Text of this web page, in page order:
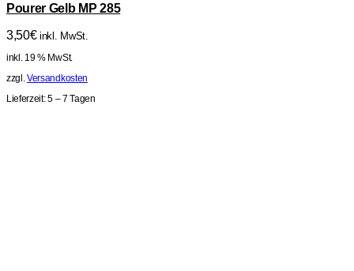
Pourer Gelb MP 285
3,50€ inkl. MwSt.
inkl. 19 % MwSt.
zzgl.Versandkosten
Lieferzeit:5 – 7 Tagen